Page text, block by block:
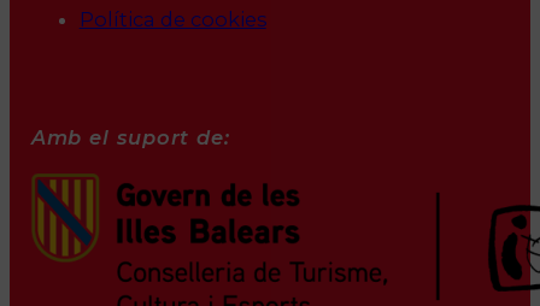
Política de cookies
Amb el suport de: